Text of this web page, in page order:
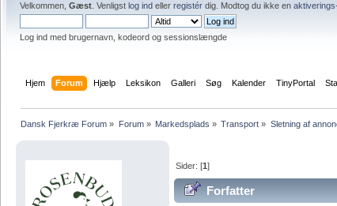
Velkommen, Gæst . Venligst log ind eller registér dig. Modtog du ikke en
Log ind med brugernavn, kodeord og sessionslængde
Hjem Forum Hjælp Leksikon Galleri Søg Kalender TinyPortal
Dansk Fjerkræ Forum » Forum» Markedsplads » Transport » Sletning af
Sider: [1]
Forfatter